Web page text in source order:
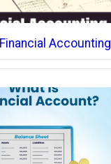
Financial Accounting